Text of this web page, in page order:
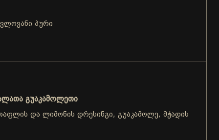
პური
გუაკამოლეთი
და ლიმონის დრესინგი, გუაკამოლე, მჭადის